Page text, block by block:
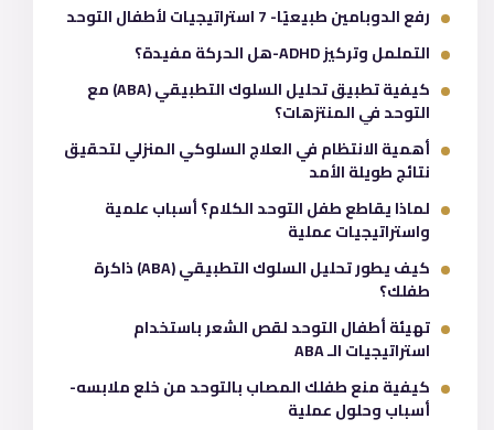
رفع الدوبامين طبيعيًا- 7 استراتيجيات لأطفال التوحد
التململ وتركيز ADHD-هل الحركة مفيدة؟
كيفية تطبيق تحليل السلوك التطبيقي (ABA) مع
التوحد في المنتزهات؟
أهمية الانتظام في العلاج السلوكي المنزلي لتحقيق
نتائج طويلة الأمد
لماذا يقاطع طفل التوحد الكلام؟ أسباب علمية
واستراتيجيات عملية
كيف يطور تحليل السلوك التطبيقي (ABA) ذاكرة
طفلك؟
تهيئة أطفال التوحد لقص الشعر باستخدام
استراتيجيات الـ ABA
كيفية منع طفلك المصاب بالتوحد من خلع ملابسه-
أسباب وحلول عملية